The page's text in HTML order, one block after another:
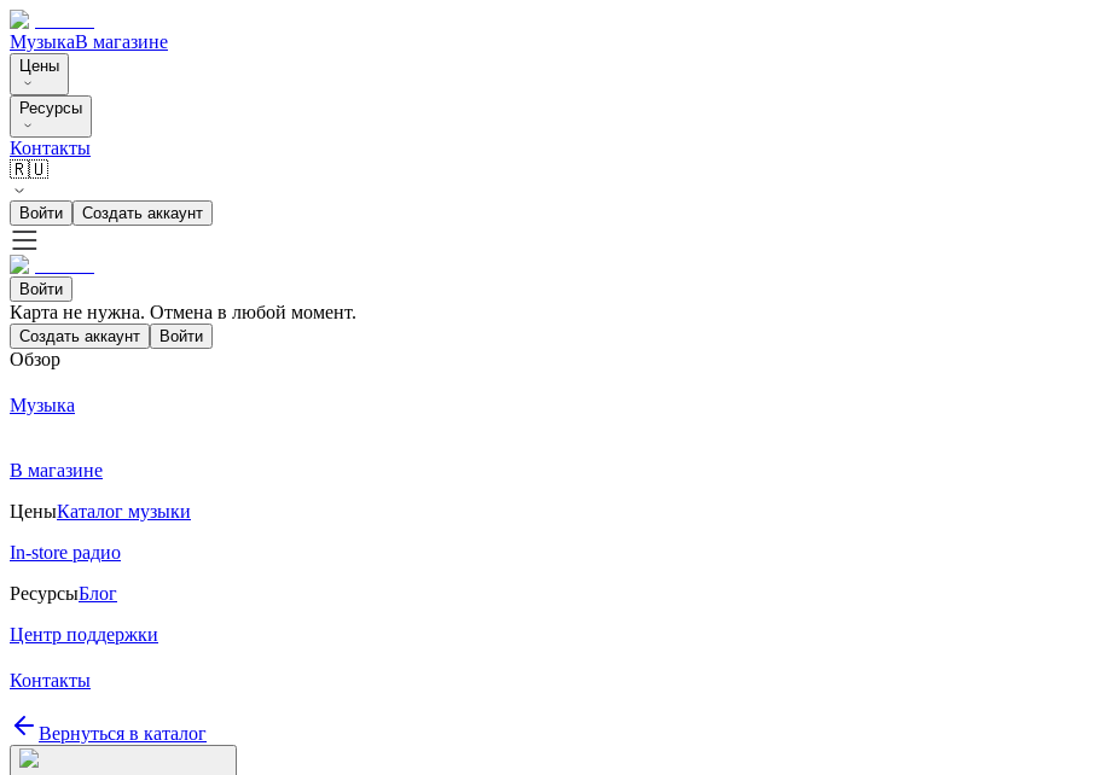
МузыкаВ магазине
Цены
Ресурсы
Контакты
🇷🇺
Войти Создать аккаунт
Войти
Карта не нужна. Отмена в любой момент.
Создать аккаунт Войти
Обзор
Музыка
В магазине
ЦеныКаталог музыки
In-store радио
РесурсыБлог
Центр поддержки
Контакты
Вернуться в каталог